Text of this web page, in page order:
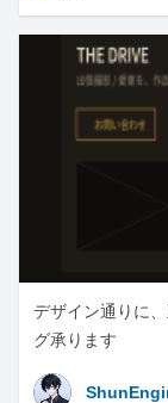
デザイン通りに
グ承ります